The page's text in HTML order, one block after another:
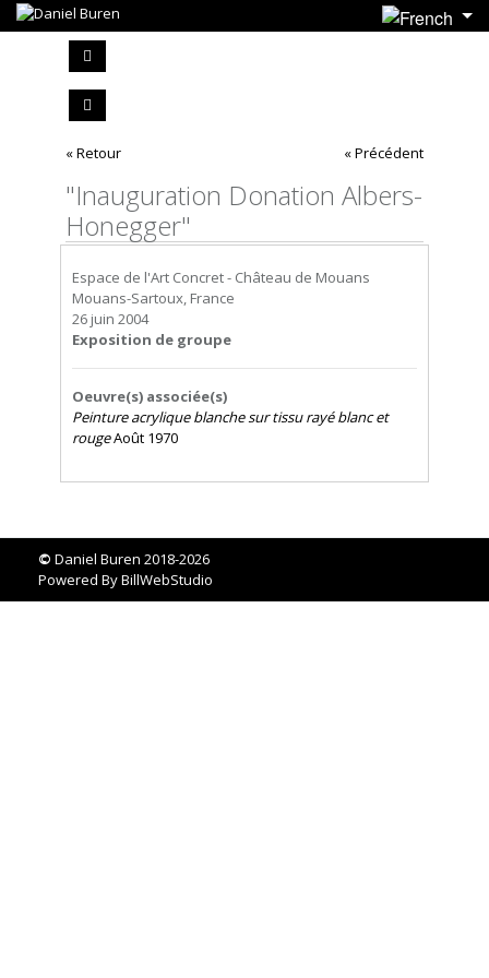
« Retour « Précédent
"Inauguration Donation Albers-
Honegger"
Espace de l'Art Concret - Château de Mouans
Mouans-Sartoux, France
26 juin 2004
Exposition de groupe
Oeuvre(s) associée(s)
Peinture acrylique blanche sur tissu rayé blanc et
rougeAoût 1970
© Daniel Buren 2018-2026
Powered ByBillWebStudio